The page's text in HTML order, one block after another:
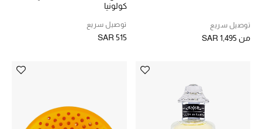
توصيل سريع
من SAR 1,495
كولونيا
توصيل سريع
SAR 515